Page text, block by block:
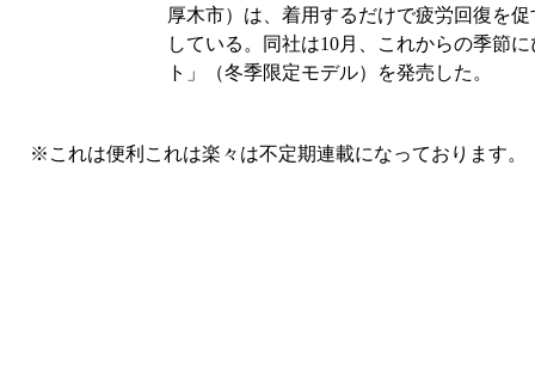
厚木市）は、着用するだけで疲労回復を
している。同社は10月、これからの季節
ト」（冬季限定モデル）を発売した。
※これは便利これは楽々は不定期連載になっております。